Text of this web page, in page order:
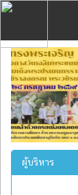
Previous
ผู้บริหาร